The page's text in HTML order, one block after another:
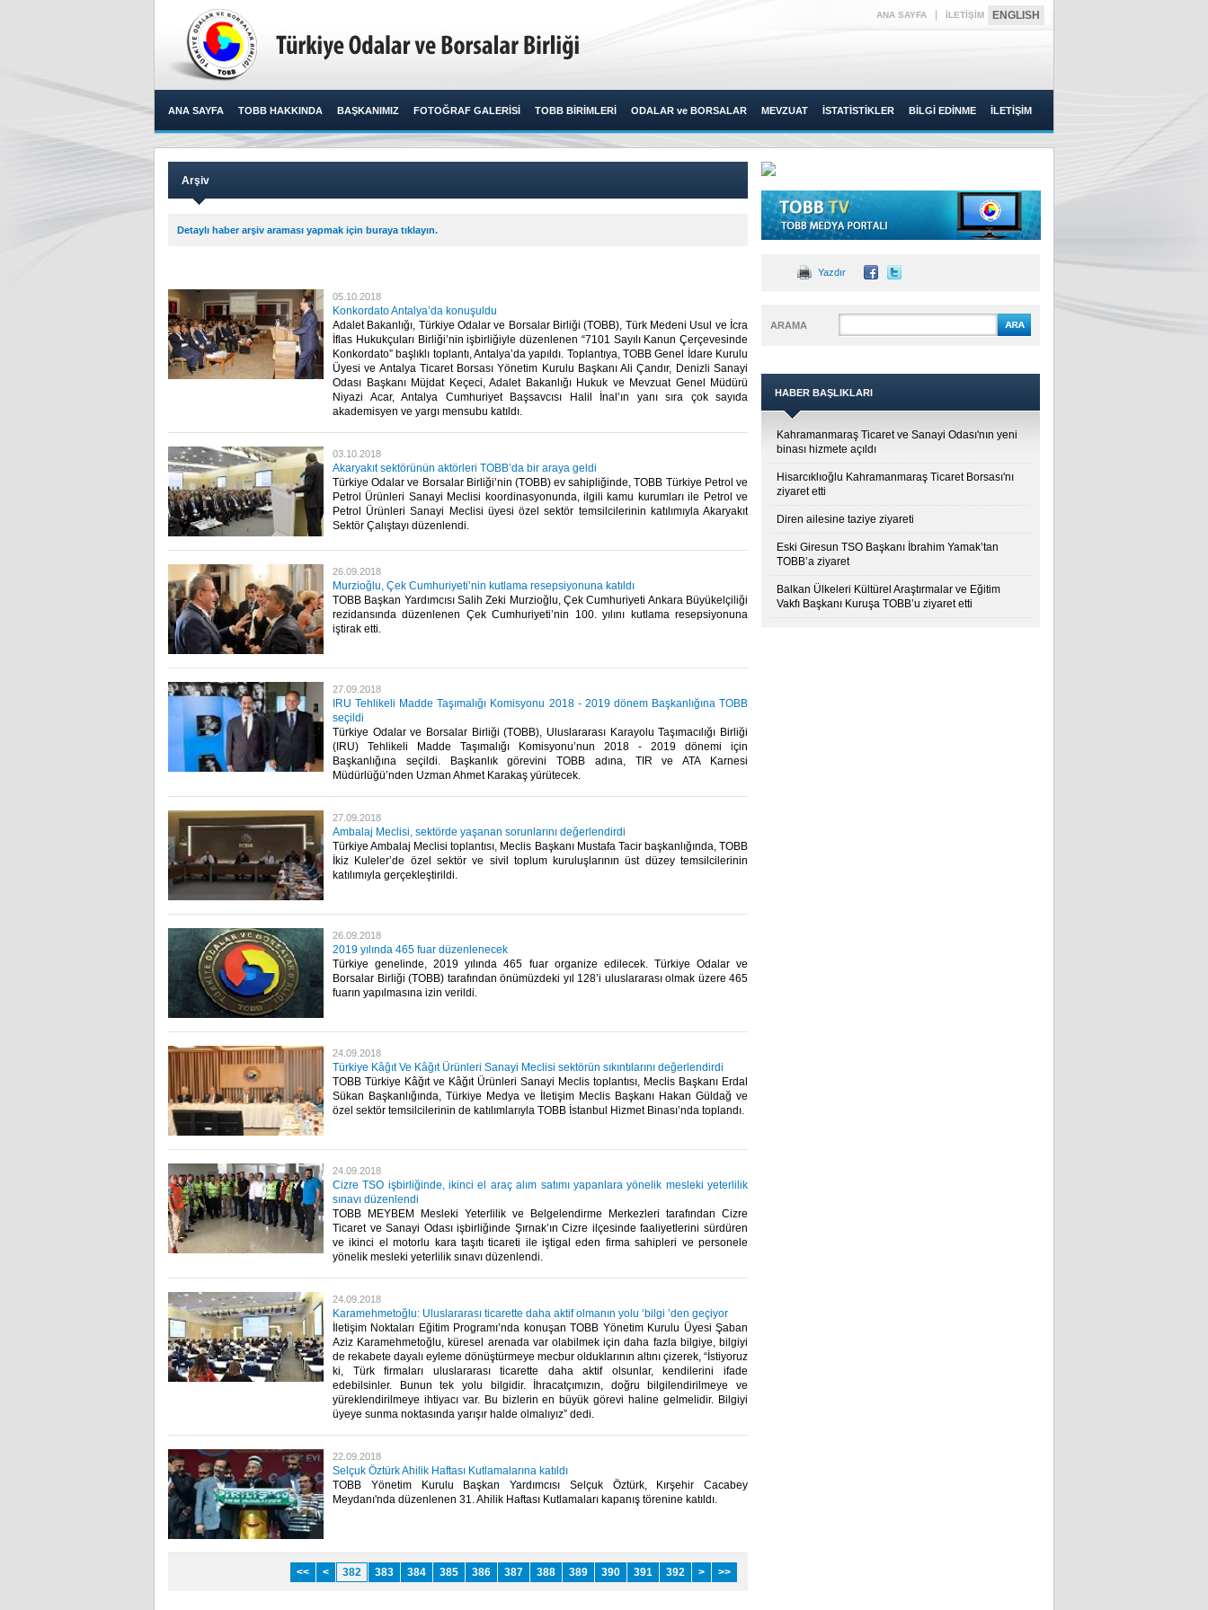
ANA SAYFA İLETİŞİM ENGLISH
ANA SAYFA TOBB HAKKINDA BAŞKANIMIZ FOTOĞRAF GALERİSİ TOBB BİRİMLERİ ODALAR ve BORSALAR MEVZUAT İSTATİSTİKLER BİLGİ EDİNME İLETİŞİM
Arşiv
Detaylı haber arşiv araması yapmak için buraya tıklayın.
05.10.2018
Konkordato Antalya’da konuşuldu
Adalet Bakanlığı, Türkiye Odalar ve Borsalar Birliği (TOBB), Türk Medeni Usul ve İcra
İflas Hukukçuları Birliği’nin işbirliğiyle düzenlenen “7101 Sayılı Kanun Çerçevesinde
Konkordato” başlıklı toplantı, Antalya’da yapıldı. Toplantıya, TOBB Genel İdare Kurulu
Üyesi ve Antalya Ticaret Borsası Yönetim Kurulu Başkanı Ali Çandır, Denizli Sanayi
Odası Başkanı Müjdat Keçeci, Adalet Bakanlığı Hukuk ve Mevzuat Genel Müdürü
Niyazi Acar, Antalya Cumhuriyet Başsavcısı Halil İnal’ın yanı sıra çok sayıda
akademisyen ve yargı mensubu katıldı.​
03.10.2018
Akaryakıt sektörünün aktörleri TOBB’da bir araya geldi
Türkiye Odalar ve Borsalar Birliği’nin (TOBB) ev sahipliğinde, TOBB Türkiye Petrol ve
Petrol Ürünleri Sanayi Meclisi koordinasyonunda, ilgili kamu kurumları ile Petrol ve
Petrol Ürünleri Sanayi Meclisi üyesi özel sektör temsilcilerinin katılımıyla Akaryakıt
Sektör Çalıştayı düzenlendi. ​
26.09.2018
Murzioğlu, Çek Cumhuriyeti’nin kutlama resepsiyonuna katıldı
TOBB Başkan Yardımcısı Salih Zeki Murzioğlu, Çek Cumhuriyeti Ankara Büyükelçiliği
rezidansında düzenlenen Çek Cumhuriyeti’nin 100. yılını kutlama resepsiyonuna
iştirak etti.​
27.09.2018
IRU Tehlikeli Madde Taşımalığı Komisyonu 2018 - 2019 dönem Başkanlığına TOBB
seçildi
Türkiye Odalar ve Borsalar Birliği (TOBB), Uluslararası Karayolu Taşımacılığı Birliği
(IRU) Tehlikeli Madde Taşımalığı Komisyonu’nun 2018 - 2019 dönemi için
Başkanlığına seçildi. Başkanlık görevini TOBB adına, TIR ve ATA Karnesi
Müdürlüğü’nden Uzman Ahmet Karakaş yürütecek.​
27.09.2018
Ambalaj Meclisi, sektörde yaşanan sorunlarını değerlendirdi
Türkiye Ambalaj Meclisi toplantısı, Meclis Başkanı Mustafa Tacir başkanlığında, TOBB
İkiz Kuleler’de özel sektör ve sivil toplum kuruluşlarının üst düzey temsilcilerinin
katılımıyla gerçekleştirildi. ​
26.09.2018
2019 yılında 465 fuar düzenlenecek
Türkiye genelinde, 2019 yılında 465 fuar organize edilecek. Türkiye Odalar ve
Borsalar Birliği (TOBB) tarafından önümüzdeki yıl 128’i uluslararası olmak üzere 465
fuarın yapılmasına izin verildi.​
24.09.2018
Türkiye Kâğıt Ve Kâğıt Ürünleri Sanayi Meclisi sektörün sıkıntılarını değerlendirdi
TOBB Türkiye Kâğıt ve Kâğıt Ürünleri Sanayi Meclis toplantısı, Meclis Başkanı Erdal
Sükan Başkanlığında, Türkiye Medya ve İletişim Meclis Başkanı Hakan Güldağ ve
özel sektör temsilcilerinin de katılımlarıyla TOBB İstanbul Hizmet Binası’nda toplandı.​
24.09.2018
Cizre TSO işbirliğinde, ikinci el araç alım satımı yapanlara yönelik mesleki yeterlilik
sınavı düzenlendi
TOBB MEYBEM Mesleki Yeterlilik ve Belgelendirme Merkezleri tarafından Cizre
Ticaret ve Sanayi Odası işbirliğinde Şırnak’ın Cizre ilçesinde faaliyetlerini sürdüren
ve ikinci el motorlu kara taşıtı ticareti ile iştigal eden firma sahipleri ve personele
yönelik mesleki yeterlilik sınavı düzenlendi.​
24.09.2018
Karamehmetoğlu: Uluslararası ticarette daha aktif olmanın yolu ‘bilgi ’den geçiyor
İletişim Noktaları Eğitim Programı’nda konuşan TOBB Yönetim Kurulu Üyesi Şaban
Aziz Karamehmetoğlu, küresel arenada var olabilmek için daha fazla bilgiye, bilgiyi
de rekabete dayalı eyleme dönüştürmeye mecbur olduklarının altını çizerek, “İstiyoruz
ki, Türk firmaları uluslararası ticarette daha aktif olsunlar, kendilerini ifade
edebilsinler. Bunun tek yolu bilgidir. İhracatçımızın, doğru bilgilendirilmeye ve
yüreklendirilmeye ihtiyacı var. Bu bizlerin en büyük görevi haline gelmelidir. Bilgiyi
üyeye sunma noktasında yarışır halde olmalıyız” dedi.​
22.09.2018
Selçuk Öztürk Ahilik Haftası Kutlamalarına katıldı
TOBB Yönetim Kurulu Başkan Yardımcısı Selçuk Öztürk, Kırşehir Cacabey
Meydanı'nda düzenlenen 31. Ahilik Haftası Kutlamaları kapanış törenine katıldı.​
<< < 382 383 384 385 386 387 388 389 390 391 392 > >>
Yazdır
ARAMA
HABER BAŞLIKLARI
Kahramanmaraş Ticaret ve Sanayi Odası'nın yeni
binası hizmete açıldı
Hisarcıklıoğlu Kahramanmaraş Ticaret Borsası'nı
ziyaret etti
Diren ailesine taziye ziyareti
Eski Giresun TSO Başkanı İbrahim Yamak’tan
TOBB’a ziyaret
Balkan Ülkeleri Kültürel Araştırmalar ve Eğitim
Vakfı Başkanı Kuruşa TOBB’u ziyaret etti